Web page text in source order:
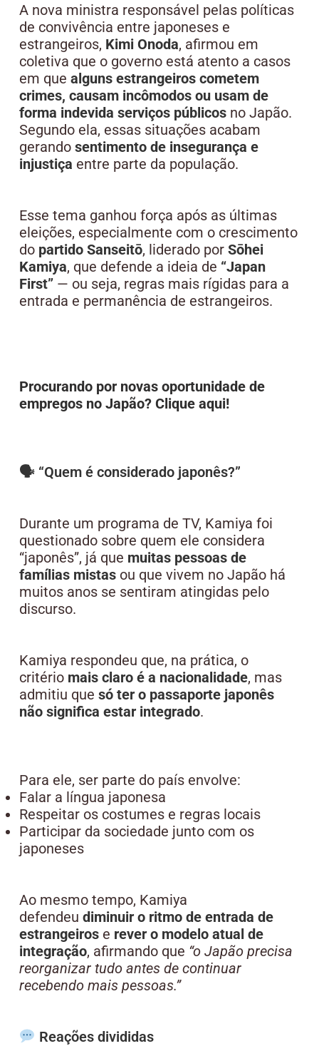
A nova ministra responsável pelas políticas
de convivência entre japoneses e
estrangeiros, Kimi Onoda, afirmou em
coletiva que o governo está atento a casos
em que alguns estrangeiros cometem
crimes, causam incômodos ou usam de
forma indevida serviços públicosno Japão.
Segundo ela, essas situações acabam
gerando sentimento de insegurança e
injustiça entre parte da população.
Esse tema ganhou força após as últimas
eleições, especialmente com o crescimento
do partido Sanseitō, liderado por Sōhei
Kamiya, que defende a ideia de “Japan
First”— ou seja, regras mais rígidas para a
entrada e permanência de estrangeiros.
Procurando por novas oportunidade de
empregos no Japão? Clique aqui!
🗣 “Quem é considerado japonês?”
Durante um programa de TV, Kamiya foi
questionado sobre quem ele considera
“japonês”, já que muitas pessoas de
famílias mistasou que vivem no Japão há
muitos anos se sentiram atingidas pelo
discurso.
Kamiya respondeu que, na prática, o
critério mais claro é a nacionalidade, mas
admitiu que só ter o passaporte japonês
não significa estar integrado.
Para ele, ser parte do país envolve:
Falar a língua japonesa
Respeitar os costumes e regras locais
Participar da sociedade junto com os
japoneses
Ao mesmo tempo, Kamiya
defendeu diminuir o ritmo de entrada de
estrangeirose rever o modelo atual de
integração, afirmando que “o Japão precisa
reorganizar tudo antes de continuar
recebendo mais pessoas.”
Reações divididas